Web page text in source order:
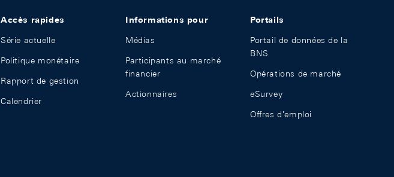
Accès rapides
Série actuelle
Politique monétaire
Rapport de gestion
Calendrier
Informations pour
Médias
Participants au marché
financier
Actionnaires
Portails
Portail de données de la
BNS
Opérations de marché
eSurvey
Offres d'emploi